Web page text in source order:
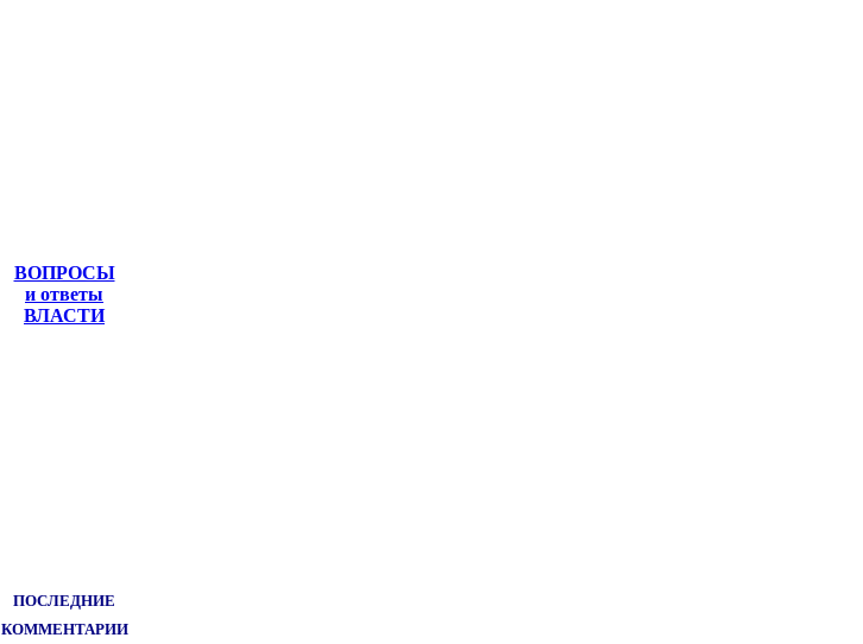
ВОПРОСЫ
и ответы
ВЛАСТИ
ПОСЛЕДНИЕ
КОММЕНТАРИИ